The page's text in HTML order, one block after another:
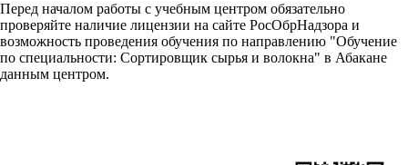
Перед началом работы с учебным центром обязательно
проверяйте наличие лицензии на сайте РосОбрНадзора и
возможность проведения обучения по направлению "Обучение
по специальности: Сортировщик сырья и волокна" в Абакане
данным центром.